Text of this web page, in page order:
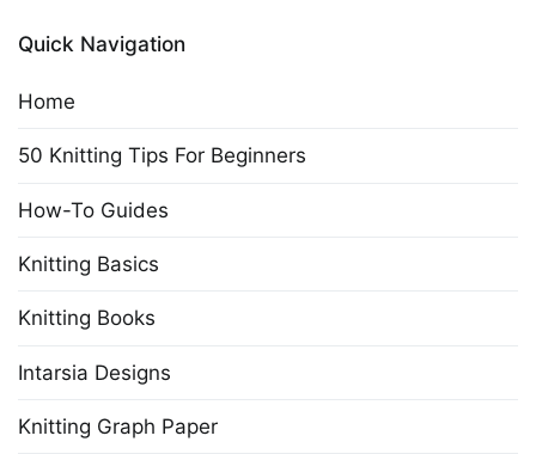
Quick Navigation
Home
50 Knitting Tips For Beginners
How-To Guides
Knitting Basics
Knitting Books
Intarsia Designs
Knitting Graph Paper